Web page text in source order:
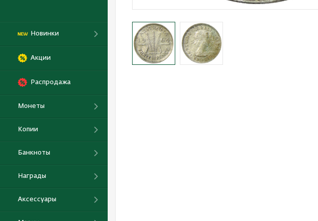
Новинки
Акции
Распродажа
Монеты
Копии
Банкноты
Награды
Аксессуары